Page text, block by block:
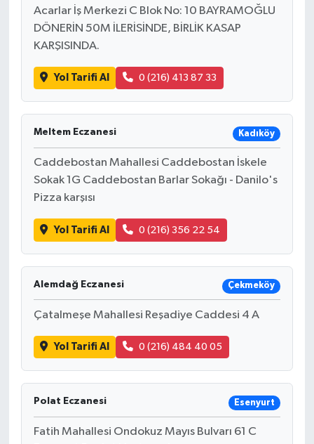
Acarlar İş Merkezi C Blok No: 10 BAYRAMOĞLU
DÖNERİN 50M İLERİSİNDE, BİRLİK KASAP
KARŞISINDA.
Yol Tarifi Al 0 (216) 413 87 33
Meltem Eczanesi Kadıköy
Caddebostan Mahallesi Caddebostan İskele
Sokak 1G Caddebostan Barlar Sokağı - Danilo's
Pizza karşısı
Yol Tarifi Al 0 (216) 356 22 54
Alemdağ Eczanesi Çekmeköy
Çatalmeşe Mahallesi Reşadiye Caddesi 4 A
Yol Tarifi Al 0 (216) 484 40 05
Polat Eczanesi Esenyurt
Fatih Mahallesi Ondokuz Mayıs Bulvarı 61 C